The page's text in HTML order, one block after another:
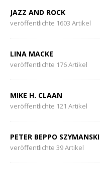
JAZZ AND ROCK
veröffentlichte 1603 Artikel
LINA MACKE
veröffentlichte 176 Artikel
MIKE H. CLAAN
veröffentlichte 121 Artikel
PETER BEPPO SZYMANSKI
veröffentlichte 39 Artikel